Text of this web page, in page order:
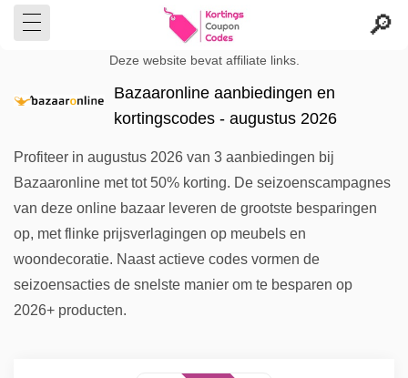
Deze website bevat affiliate links.
Bazaaronline aanbiedingen en
kortingscodes - augustus 2026
Profiteer in augustus 2026 van 3 aanbiedingen bij
Bazaaronline met tot 50% korting. De seizoenscampagnes
van deze online bazaar leveren de grootste besparingen
op, met flinke prijsverlagingen op meubels en
woondecoratie. Naast actieve codes vormen de
seizoensacties de snelste manier om te besparen op
2026+ producten.